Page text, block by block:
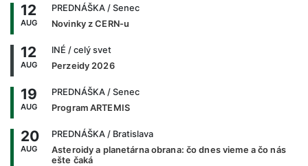
12
AUG
PREDNÁŠKA / Senec
Novinky z CERN-u
12
AUG
INÉ / celý svet
Perzeidy 2026
19
AUG
PREDNÁŠKA / Senec
Program ARTEMIS
20
AUG
PREDNÁŠKA / Bratislava
Asteroidy a planetárna obrana: čo dnes vieme a čo nás
ešte čaká